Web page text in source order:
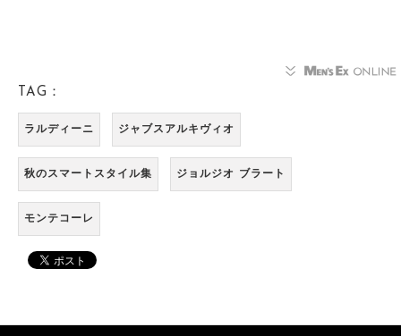
TAG：
ラルディーニ ジャブスアルキヴィオ
秋のスマートスタイル集 ジョルジオ ブラート
モンテコーレ